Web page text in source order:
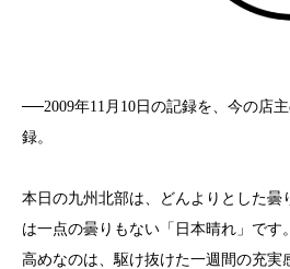
──2009年11月10日の記録を、今の店
録。
本日の九州北部は、どんよりとした曇
は一点の曇りもない「日本晴れ」です
高めなのは、駆け抜けた一週間の充実